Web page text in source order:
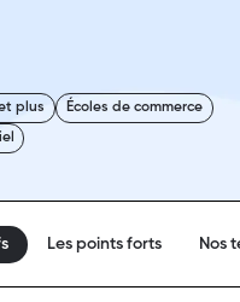
Écoles de commerce
plus
Les points forts Nos